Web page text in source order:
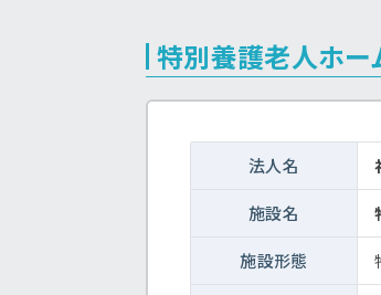
特別養護老人ホ
法人名
施設名
施設形態